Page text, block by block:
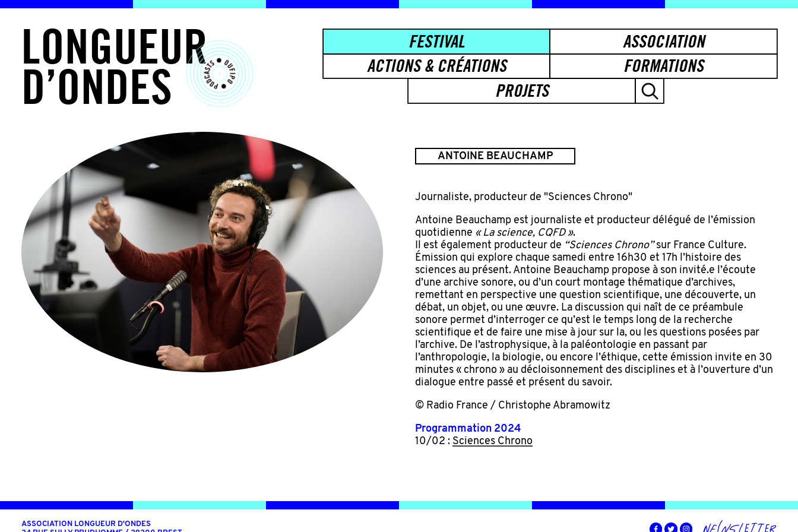
LONGUEUR
D’ONDES
FESTIVAL
ASSOCIATION
ACTIONS & CRÉATIONS
FORMATIONS
PROJETS
ANTOINE BEAUCHAMP
Journaliste, producteur de "Sciences Chrono"
Antoine Beauchamp est journaliste et producteur délégué de l’émission
quotidienne « La science, CQFD ».
Il est également producteur de “Sciences Chrono”sur France Culture.
Émission qui explore chaque samedi entre 16h30 et 17h l’histoire des
sciences au présent. Antoine Beauchamp propose à son invité.e l’écoute
d’une archive sonore, ou d’un court montage thématique d’archives,
remettant en perspective une question scientifique, une découverte, un
débat, un objet, ou une œuvre. La discussion qui naît de ce préambule
sonore permet d’interroger ce qu’est le temps long de la recherche
scientifique et de faire une mise à jour sur la, ou les questions posées par
l’archive. De l’astrophysique, à la paléontologie en passant par
l’anthropologie, la biologie, ou encore l’éthique, cette émission invite en 30
minutes « chrono » au décloisonnement des disciplines et à l’ouverture d’un
dialogue entre passé et présent du savoir.
© Radio France / Christophe Abramowitz
Programmation 2024
10/02 : Sciences Chrono
ASSOCIATION LONGUEUR D'ONDES